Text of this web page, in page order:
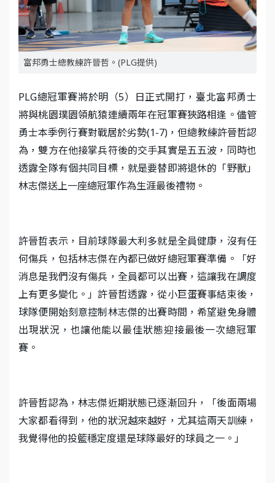
富邦勇士總教練許晉哲。(PLG提供)
PLG總冠軍賽將於明（5）日正式開打，臺北富邦勇士
將與桃園璞園領航猿連續兩年在冠軍賽狹路相逢。儘管
勇士本季例行賽對戰居於劣勢(1-7)，但總教練許晉哲認
為，雙方在他接掌兵符後的交手其實是五五波，同時也
透露全隊有個共同目標，就是要替即將退休的「野獸」
林志傑送上一座總冠軍作為生涯最後禮物。
許晉哲表示，目前球隊最大利多就是全員健康，沒有任
何傷兵，包括林志傑在內都已做好總冠軍賽準備。「好
消息是我們沒有傷兵，全員都可以出賽，這讓我在調度
上有更多變化。」許晉哲透露，從小巨蛋賽事結束後，
球隊便開始刻意控制林志傑的出賽時間，希望避免身體
出現狀況，也讓他能以最佳狀態迎接最後一次總冠軍
賽。
許晉哲認為，林志傑近期狀態已逐漸回升，「後面兩場
大家都看得到，他的狀況越來越好，尤其這兩天訓練，
我覺得他的投籃穩定度還是球隊最好的球員之一。」